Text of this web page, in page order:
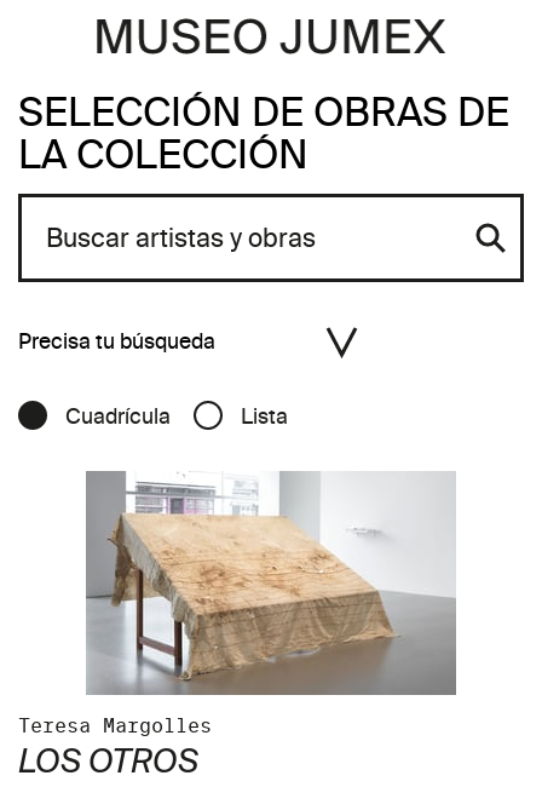
SELECCIÓN DE OBRAS DE
LA COLECCIÓN
Precisa tu búsqueda
Cuadrícula Lista
Artistas A - Z
D E F G H I J
R S T U V W X Y Z
DÉCADAS
Teresa Margolles
LOS OTROS